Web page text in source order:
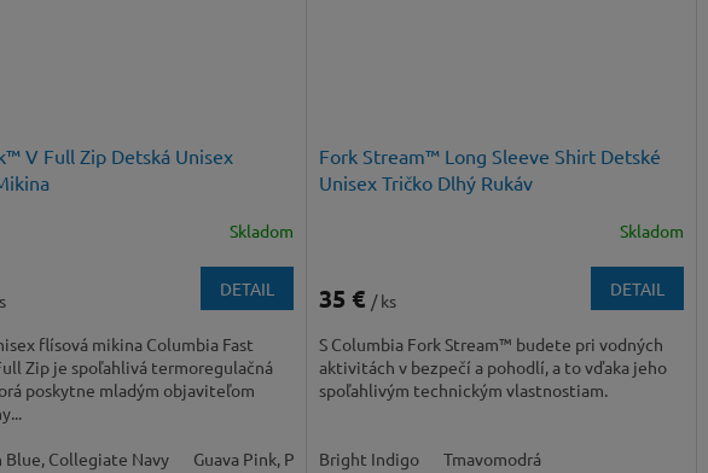
V Full Zip Detská Unisex
Skladom
DETAIL
flísová mikina Columbia Fast
Zip je spoľahlivá termoregulačná
poskytne mladým objaviteľom
Blue, Collegiate Navy Guava Pink, Pink Ice
Fork Stream™ Long Sleeve Shirt Detské
Unisex Tričko Dlhý Rukáv
Skladom
35 € / ks
DETAIL
S Columbia Fork Stream™ budete pri vodných
aktivitách v bezpečí a pohodlí, a to vďaka jeho
spoľahlivým technickým vlastnostiam.
Bright Indigo Tmavomodrá